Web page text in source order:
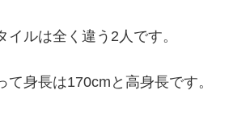
ルは全く違う2人です。
身長は170cmと高身長です。